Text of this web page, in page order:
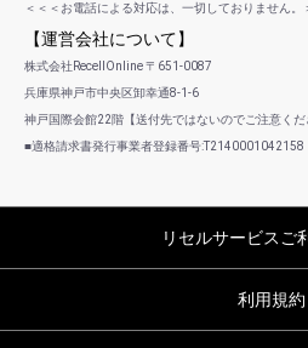
＜＜＜お電話による対応は、一切しておりません。
【運営会社について】
株式会社RecellOnline 〒651-0087
兵庫県神戸市中央区卸幸通8-1-6
神戸国際会館22階【送付先ではないのでご注意くだ
■適格請求書発行事業者登録番号:T2140001042158
リセルサービスご
利用規約